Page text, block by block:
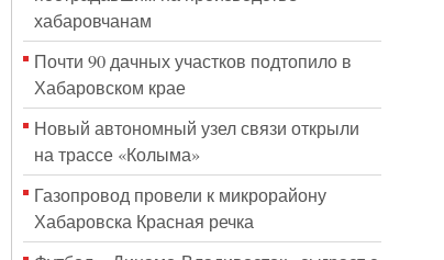
хабаровчанам
Почти 90 дачных участков подтопило в
Хабаровском крае
Новый автономный узел связи открыли
на трассе «Колыма»
Газопровод провели к микрорайону
Хабаровска Красная речка